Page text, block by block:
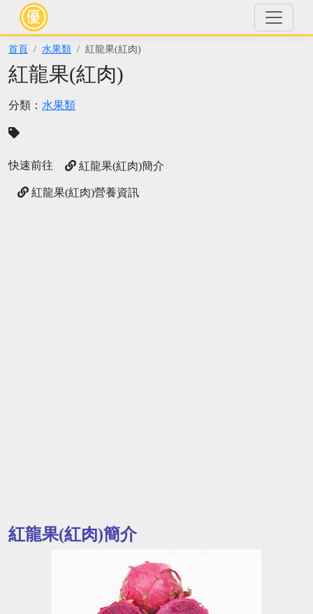
首頁 水果類 紅龍果(紅肉)
紅龍果(紅肉)
分類： 水果類
快速前往 紅龍果(紅肉)簡介
紅龍果(紅肉)營養資訊
紅龍果(紅肉)簡介